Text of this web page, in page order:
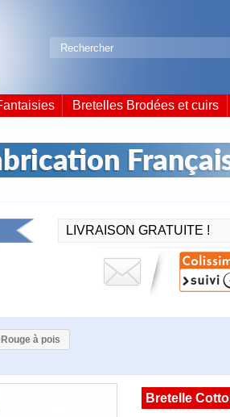
Bretelles Brodées et cuirs
LIVRAISON GRATUITE !
à pois
Bretelle